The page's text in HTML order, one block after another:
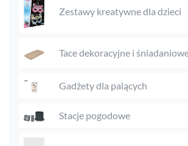
Zestawy kreatywne dla dzieci
Tace dekoracyjne i
Gadżety dla palących
Stacje pogodowe